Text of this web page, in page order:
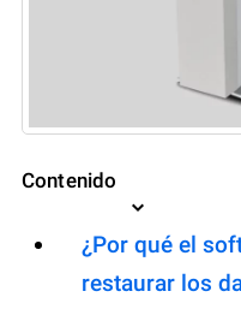
Contenido
¿Por qué el
restaurar los